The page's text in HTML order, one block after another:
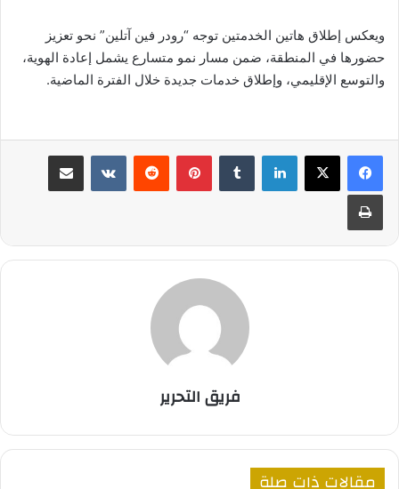
ويعكس إطلاق هاتين الخدمتين توجه “رودر فين آتلين” نحو تعزيز
حضورها في المنطقة، ضمن مسار نمو متسارع يشمل إعادة الهوية،
والتوسع الإقليمي، وإطلاق خدمات جديدة خلال الفترة الماضية.
لينكدإن بينتيريست مشاركة عبر البريد
طباعة
فريق التحرير
مقالات ذات صلة